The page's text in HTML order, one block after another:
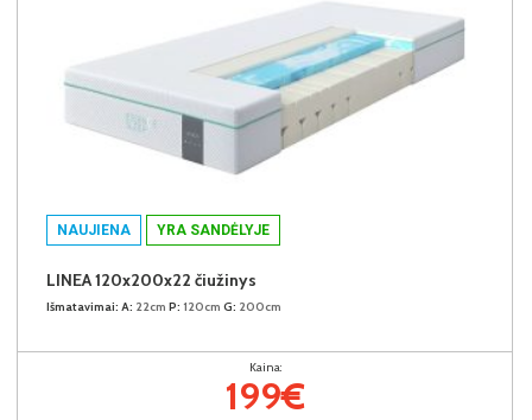
NAUJIENA YRA SANDĖLYJE
LINEA 120x200x22 čiužinys
Išmatavimai: A: 22cm P: 120cm G: 200cm
Kaina:
199€